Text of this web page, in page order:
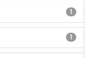
1
1